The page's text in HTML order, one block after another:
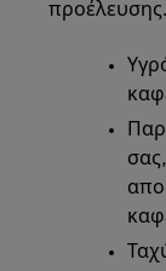
προέλευσης.